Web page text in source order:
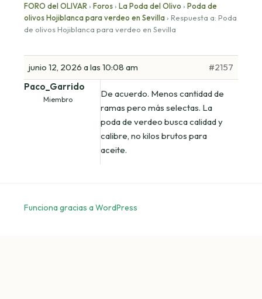
FORO del OLIVAR › Foros › La Poda del Olivo › Poda de
olivos Hojiblanca para verdeo en Sevilla › Respuesta a: Poda
de olivos Hojiblanca para verdeo en Sevilla
junio 12, 2026 a las 10:08 am
#2157
Paco_Garrido
Miembro
De acuerdo. Menos cantidad de
ramas pero más selectas. La
poda de verdeo busca calidad y
calibre, no kilos brutos para
aceite.
Funciona gracias a WordPress